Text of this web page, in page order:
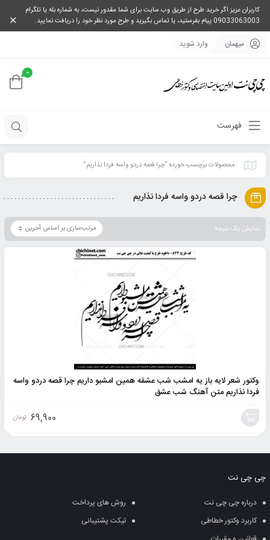
کاربران عزیز اگر خرید طرح از طریق وب سایت برای شما مقدور نیست، به شماره بله یا تلگرام
09033063003 پیام بفرستید، یا تماس بگیرید و طرح مورد نظر خود را دریافت نمایید.
میهمان وارد شوید
0
فهرست
محصولات برچسب خورده “چرا قصه دردو واسه فردا نذاریم”
چرا قصه دردو واسه فردا نذاریم
نمایش یک نتیجه
وکتور شعر لایه باز یه امشب شب عشقه همین امشبو داریم چرا قصه دردو واسه
فردا نذاریم متن آهنگ شب عشق
69,900 تومان
سبد
چی چی نت
درباره چی چی نت
روش های پرداخت
کاربرد وکتور خطاطی
تیکت پشتیبانی